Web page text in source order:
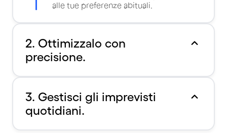
alle tue preferenze abituali.
2. Ottimizzalo con
precisione.
3. Gestisci gli imprevisti
quotidiani.